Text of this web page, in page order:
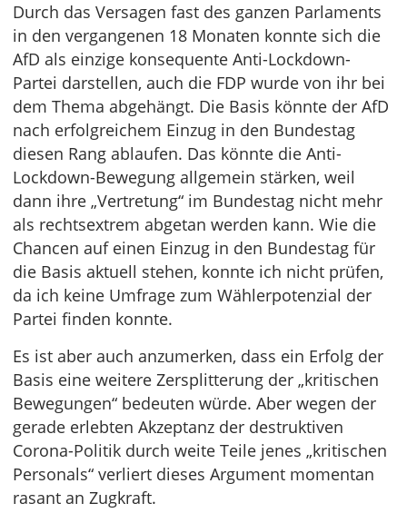
Durch das Versagen fast des ganzen Parlaments
in den vergangenen 18 Monaten konnte sich die
AfD als einzige konsequente Anti-Lockdown-
Partei darstellen, auch die FDP wurde von ihr bei
dem Thema abgehängt. Die Basis könnte der AfD
nach erfolgreichem Einzug in den Bundestag
diesen Rang ablaufen. Das könnte die Anti-
Lockdown-Bewegung allgemein stärken, weil
dann ihre „Vertretung“ im Bundestag nicht mehr
als rechtsextrem abgetan werden kann. Wie die
Chancen auf einen Einzug in den Bundestag für
die Basis aktuell stehen, konnte ich nicht prüfen,
da ich keine Umfrage zum Wählerpotenzial der
Partei finden konnte.
Es ist aber auch anzumerken, dass ein Erfolg der
Basis eine weitere Zersplitterung der „kritischen
Bewegungen“ bedeuten würde. Aber wegen der
gerade erlebten Akzeptanz der destruktiven
Corona-Politik durch weite Teile jenes „kritischen
Personals“ verliert dieses Argument momentan
rasant an Zugkraft.